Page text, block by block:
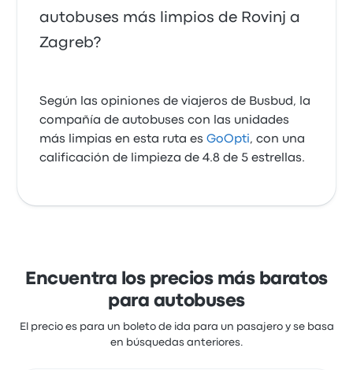
autobuses más limpios de Rovinj a
Zagreb?
Según las opiniones de viajeros de Busbud, la
compañía de autobuses con las unidades
más limpias en esta ruta esGoOpti, con una
calificación de limpieza de 4.8 de 5 estrellas.
Encuentra los precios más baratos
para autobuses
El precio es para un boleto de ida para un pasajero y se basa
en búsquedas anteriores.